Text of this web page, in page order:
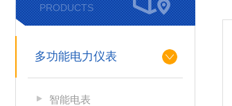
PRODUCTS
多功能电力仪表
智能电表